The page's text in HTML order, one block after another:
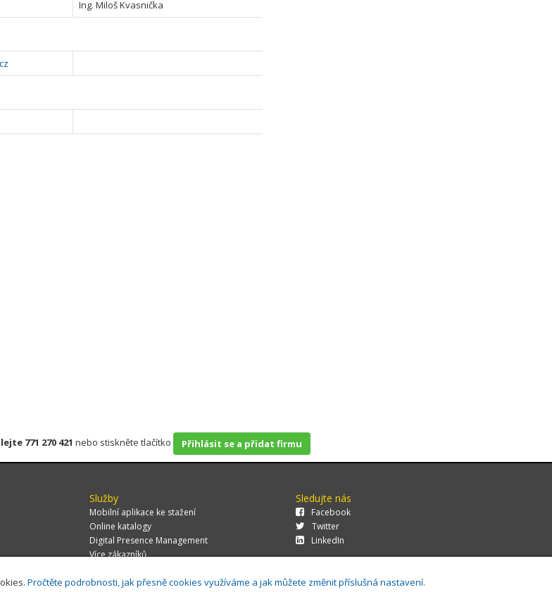
Ing. Miloš Kvasnička
771 270 421 nebo stiskněte tlačítko Přihlásit se a přidat firmu
Služby
Mobilní aplikace ke stažení
Online katalogy
Digital Presence Management
Více zákazníků
Sledujte nás
Facebook
Twitter
LinkedIn
Pročtěte podrobnosti, jak přesně cookies využíváme a jak můžete změnit příslušná nastavení.